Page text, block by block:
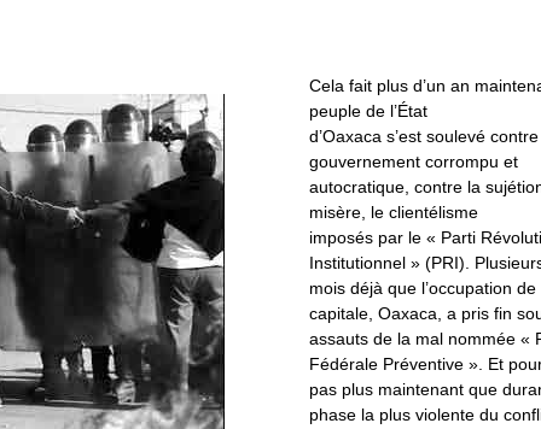
Cela fait plus d’un an
peuple de l’État
d’Oaxaca s’est soulevé
gouvernement corrompu et
autocratique, contre la
misère, le clientélisme
imposés par le « Parti
Institutionnel » (PRI).
mois déjà que l’occupation de
capitale, Oaxaca, a pris fin
assauts de la mal nommée «
Fédérale Préventive ». Et
pas plus maintenant que
phase la plus violente du